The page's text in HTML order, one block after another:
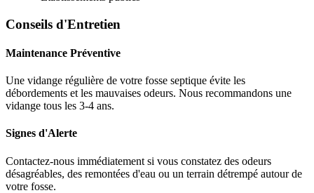
Conseils d'Entretien
Maintenance Préventive
Une vidange régulière de votre fosse septique évite les
débordements et les mauvaises odeurs. Nous recommandons une
vidange tous les 3-4 ans.
Signes d'Alerte
Contactez-nous immédiatement si vous constatez des odeurs
désagréables, des remontées d'eau ou un terrain détrempé autour de
votre fosse.